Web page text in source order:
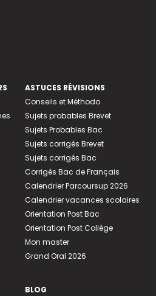
ASTUCES RÉVISIONS
Conseils et Méthodo
Sujets probables Brevet
Sujets Probables Bac
Sujets corrigés Brevet
Sujets corrigés Bac
Corrigés Bac de Français
Calendrier Parcoursup 2026
Calendrier vacances scolaires
Orientation Post Bac
Orientation Post Collège
Mon master
Grand Oral 2026
BLOG